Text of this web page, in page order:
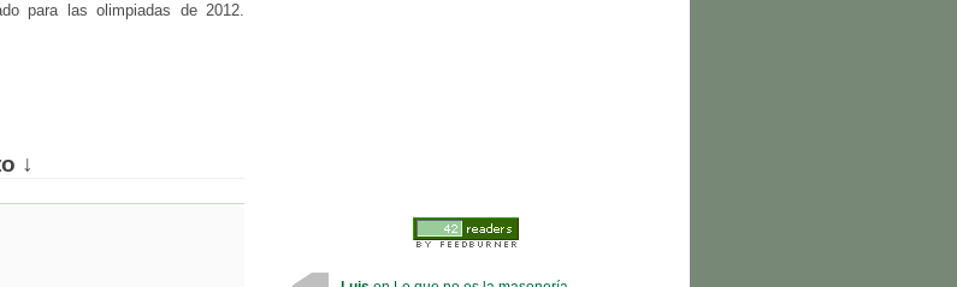
para las olimpiadas de 2012.
↓